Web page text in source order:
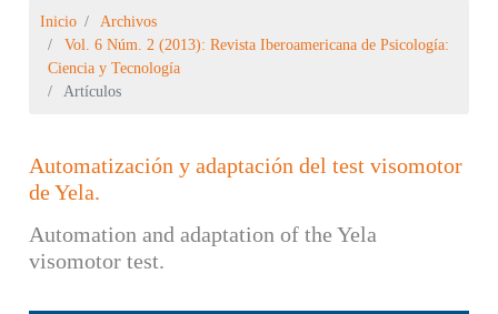
Inicio
Archivos
Vol. 6 Núm. 2 (2013): Revista Iberoamericana de Psicología:
Ciencia y Tecnología
Artículos
Automatización y adaptación del test visomotor
de Yela.
Automation and adaptation of the Yela
visomotor test.